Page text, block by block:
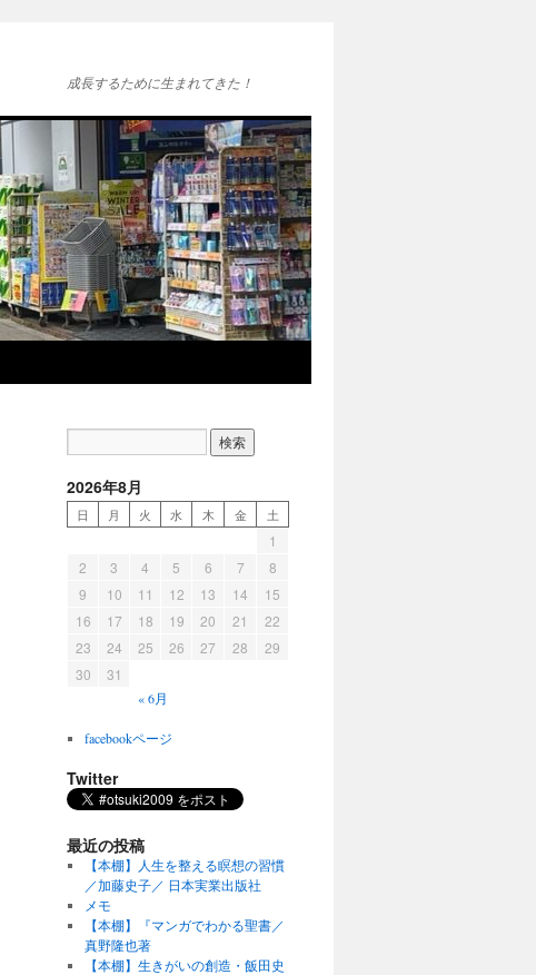
成長するために生まれてきた！
2026年8月
日 月 火 水 木 金 土
1
2
3 4 5 6 7
8
9
10 11 12 13 14
15
16
17 18 19 20 21
22
23
24 25 26 27 28
29
30
31
« 6月
facebookページ
Twitter
最近の投稿
【本棚】人生を整える瞑想の習慣
／加藤史子／ 日本実業出版社
メモ
【本棚】『マンガでわかる聖書／
真野隆也著
【本棚】生きがいの創造・飯田史